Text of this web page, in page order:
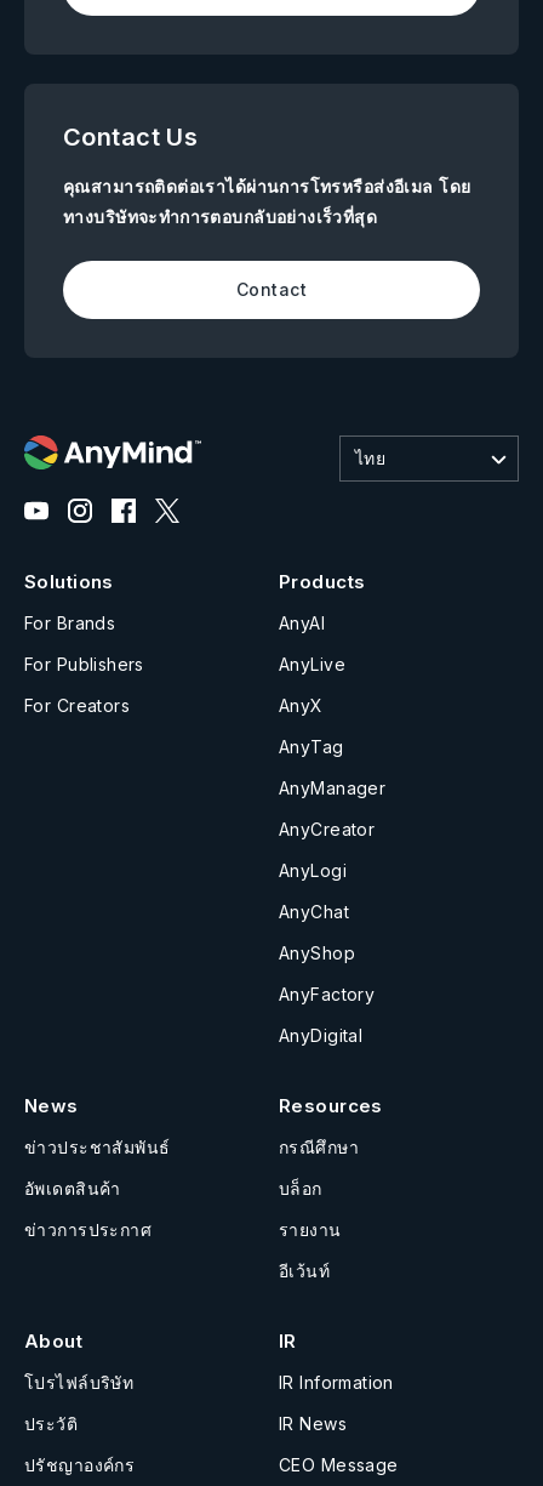
Contact Us
คุณสามารถติดต่อเราได้ผ่านการโทรหรือส่งอีเมล โดย
ทางบริษัทจะทำการตอบกลับอย่างเร็วที่สุด
Contact
ไทย
Solutions
For Brands
For Publishers
For Creators
Products
AnyAI
AnyLive
AnyX
AnyTag
AnyManager
AnyCreator
AnyLogi
AnyChat
AnyShop
AnyFactory
AnyDigital
News
ข่าวประชาสัมพันธ์
อัพเดตสินค้า
ข่าวการประกาศ
Resources
กรณีศึกษา
บล็อก
รายงาน
อีเว้นท์
About
โปรไฟล์บริษัท
ประวัติ
ปรัชญาองค์กร
IR
IR Information
IR News
CEO Message